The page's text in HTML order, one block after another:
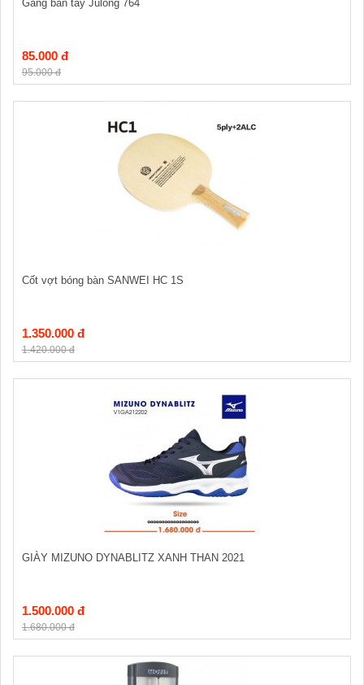
Găng bàn tay Julong 764
85.000 đ
95.000 đ
Cốt vợt bóng bàn SANWEI HC 1S
1.350.000 đ
1.420.000 đ
GIÀY MIZUNO DYNABLITZ XANH THAN 2021
1.500.000 đ
1.680.000 đ